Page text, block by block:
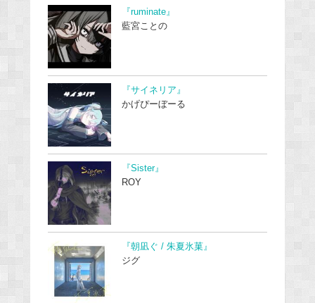
『ruminate』
藍宮ことの
『サイネリア』
かげぴーぼーる
『Sister』
ROY
『朝凪ぐ / 朱夏氷菓』
ジグ